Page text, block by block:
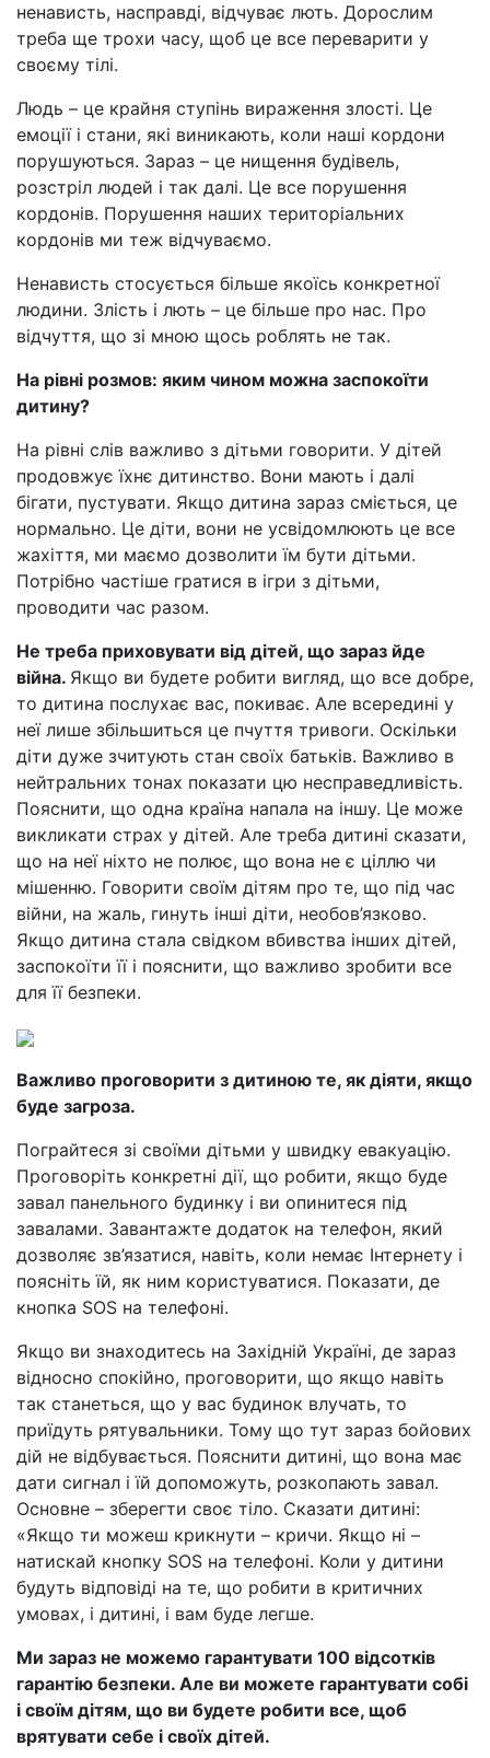
ненависть, насправді, відчуває лють. Дорослим
треба ще трохи часу, щоб це все переварити у
своєму тілі.
Людь – це крайня ступінь вираження злості. Це
емоції і стани, які виникають, коли наші кордони
порушуються. Зараз – це нищення будівель,
розстріл людей і так далі. Це все порушення
кордонів. Порушення наших територіальних
кордонів ми теж відчуваємо.
Ненависть стосується більше якоїсь конкретної
людини. Злість і лють – це більше про нас. Про
відчуття, що зі мною щось роблять не так.
На рівні розмов: яким чином можна заспокоїти
дитину?
На рівні слів важливо з дітьми говорити. У дітей
продовжує їхнє дитинство. Вони мають і далі
бігати, пустувати. Якщо дитина зараз сміється, це
нормально. Це діти, вони не усвідомлюють це все
жахіття, ми маємо дозволити їм бути дітьми.
Потрібно частіше гратися в ігри з дітьми,
проводити час разом.
Не треба приховувати від дітей, що зараз йде
війна. Якщо ви будете робити вигляд, що все добре,
то дитина послухає вас, покиває. Але всередині у
неї лише збільшиться це пчуття тривоги. Оскільки
діти дуже зчитують стан своїх батьків. Важливо в
нейтральних тонах показати цю несправедливість.
Пояснити, що одна країна напала на іншу. Це може
викликати страх у дітей. Але треба дитині сказати,
що на неї ніхто не полює, що вона не є ціллю чи
мішенню. Говорити своїм дітям про те, що під час
війни, на жаль, гинуть інші діти, необов’язково.
Якщо дитина стала свідком вбивства інших дітей,
заспокоїти її і пояснити, що важливо зробити все
для її безпеки.
Важливо проговорити з дитиною те, як діяти, якщо
буде загроза.
Пограйтеся зі своїми дітьми у швидку евакуацію.
Проговоріть конкретні дії, що робити, якщо буде
завал панельного будинку і ви опинитеся під
завалами. Завантажте додаток на телефон, який
дозволяє зв’язатися, навіть, коли немає Інтернету і
поясніть їй, як ним користуватися. Показати, де
кнопка SOS на телефоні.
Якщо ви знаходитесь на Західній Україні, де зараз
відносно спокійно, проговорити, що якщо навіть
так станеться, що у вас будинок влучать, то
приїдуть рятувальники. Тому що тут зараз бойових
дій не відбувається. Пояснити дитині, що вона має
дати сигнал і їй допоможуть, розкопають завал.
Основне – зберегти своє тіло. Сказати дитині:
«Якщо ти можеш крикнути – кричи. Якщо ні –
натискай кнопку SOS на телефоні. Коли у дитини
будуть відповіді на те, що робити в критичних
умовах, і дитині, і вам буде легше.
Ми зараз не можемо гарантувати 100 відсотків
гарантію безпеки. Але ви можете гарантувати собі
і своїм дітям, що ви будете робити все, щоб
врятувати себе і своїх дітей.